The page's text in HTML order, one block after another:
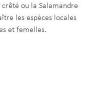
ou la Salamandre
les espèces locales
et femelles.